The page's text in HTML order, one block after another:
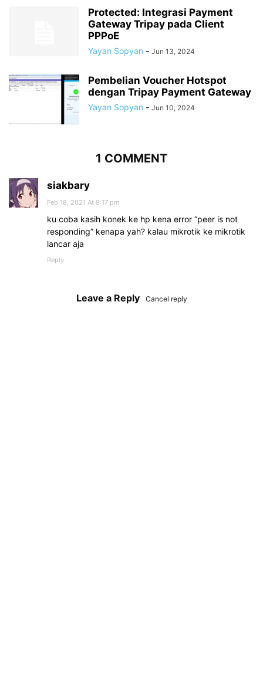
Protected: Integrasi Payment
Gateway Tripay pada Client
PPPoE
Yayan Sopyan - Jun 13, 2024
Pembelian Voucher Hotspot
dengan Tripay Payment Gateway
Yayan Sopyan - Jun 10, 2024
1 COMMENT
siakbary
Feb 18, 2021 At 9:17 pm
ku coba kasih konek ke hp kena error “peer is not
responding” kenapa yah? kalau mikrotik ke mikrotik
lancar aja
Reply
Leave a Reply Cancel reply